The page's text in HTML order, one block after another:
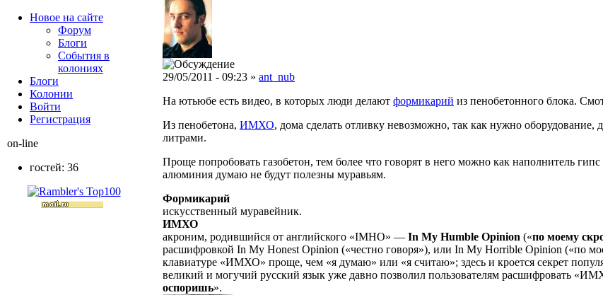
29/05/2011 - 09:23 » ant_nub
На ютьюбе есть видео, в которых люди делают формикарий из пенобетонного блока.
Из пенобетона, ИМХО, дома сделать отливку невозможно, так как нужно оборудование,
литрами.
Проще попробовать газобетон, тем более что говорят в него можно как наполнитель
алюминия думаю не будут полезны муравьям.
Формикарий
искусственный муравейник.
ИМХО
акроним, родившийся от английского «IMHO» — In My Humble Opinion («по моему
расшифровкой In My Honest Opinion («честно говоря»), или In My Horrible Opinion («по
клавиатуре «ИМХО» проще, чем «я думаю» или «я считаю»; здесь и кроется секрет
великий и могучий русский язык уже давно позволил пользователям расшифровать
оспоришь».
Новое на сайте
Форум
Блоги
События в
колониях
Блоги
Колонии
Войти
Peгиcтpaция
on-line
гостей: 36